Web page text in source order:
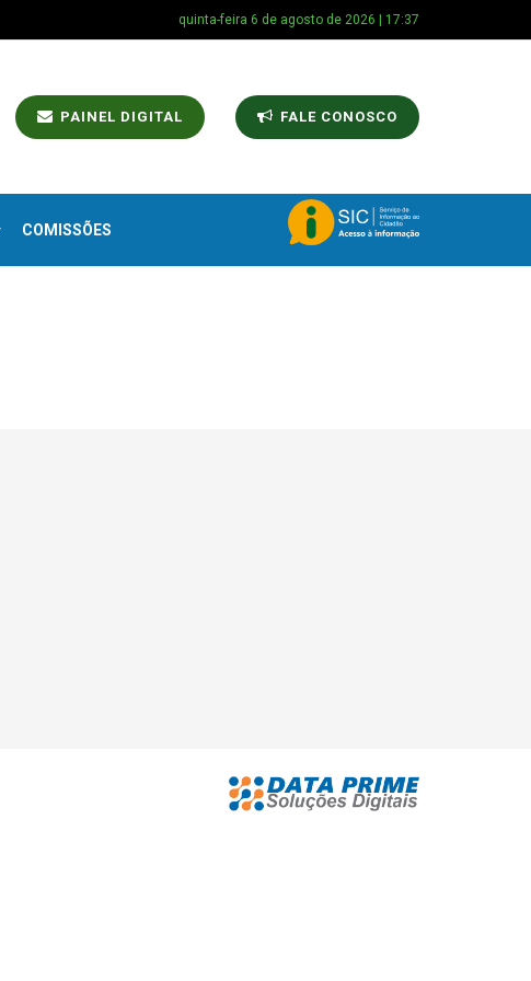
quinta-feira 6 de agosto de 2026 | 17:37
PAINEL DIGITAL FALE CONOSCO
COMISSÕES